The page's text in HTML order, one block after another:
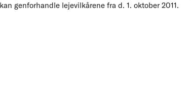
genforhandle lejevilkårene fra d. 1. oktober 2011.